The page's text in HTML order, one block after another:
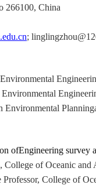
266100, China
;
Environmental Planning
ofEngineering survey
College of Oceanic and
Professor, College of